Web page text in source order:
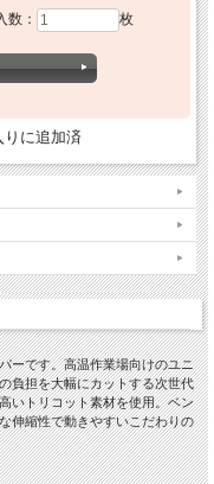
数： 枚
りに追加済
ーです。高温作業場向けのユニ
負担を大幅にカットする次世代
いトリコット素材を使用。ベン
伸縮性で動きやすいこだわりの